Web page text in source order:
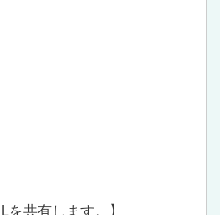
共有します。】